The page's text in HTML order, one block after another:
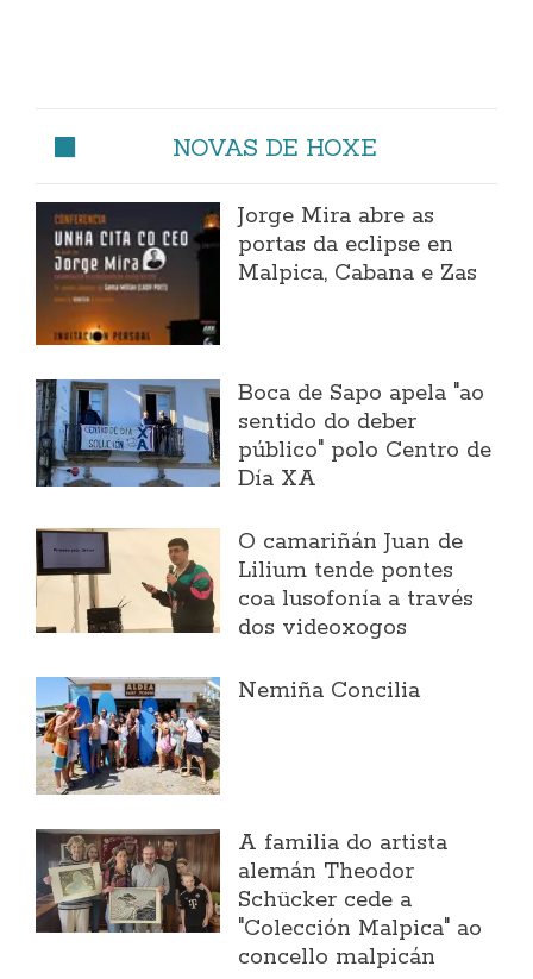
NOVAS DE HOXE
Jorge Mira abre as
portas da eclipse en
Malpica, Cabana e Zas
Boca de Sapo apela "ao
sentido do deber
público" polo Centro de
Día XA
O camariñán Juan de
Lilium tende pontes
coa lusofonía a través
dos videoxogos
Nemiña Concilia
A familia do artista
alemán Theodor
Schücker cede a
"Colección Malpica" ao
concello malpicán